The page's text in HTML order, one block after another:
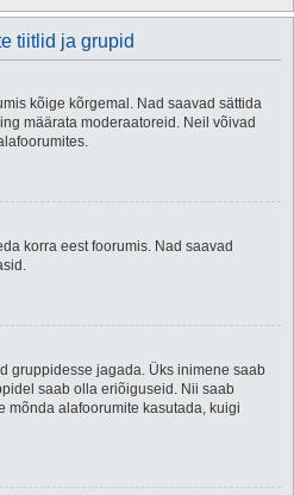
tiitlid ja grupid
kõige kõrgemal. Nad saavad sättida
määrata moderaatoreid. Neil võivad
korra eest foorumis. Nad saavad
gruppidesse jagada. Üks inimene saab
saab olla eriõiguseid. Nii saab
mõnda alafoorumite kasutada, kuigi